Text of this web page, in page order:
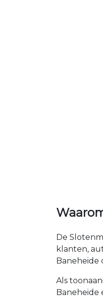
De
klanten,
Baneheide
Als